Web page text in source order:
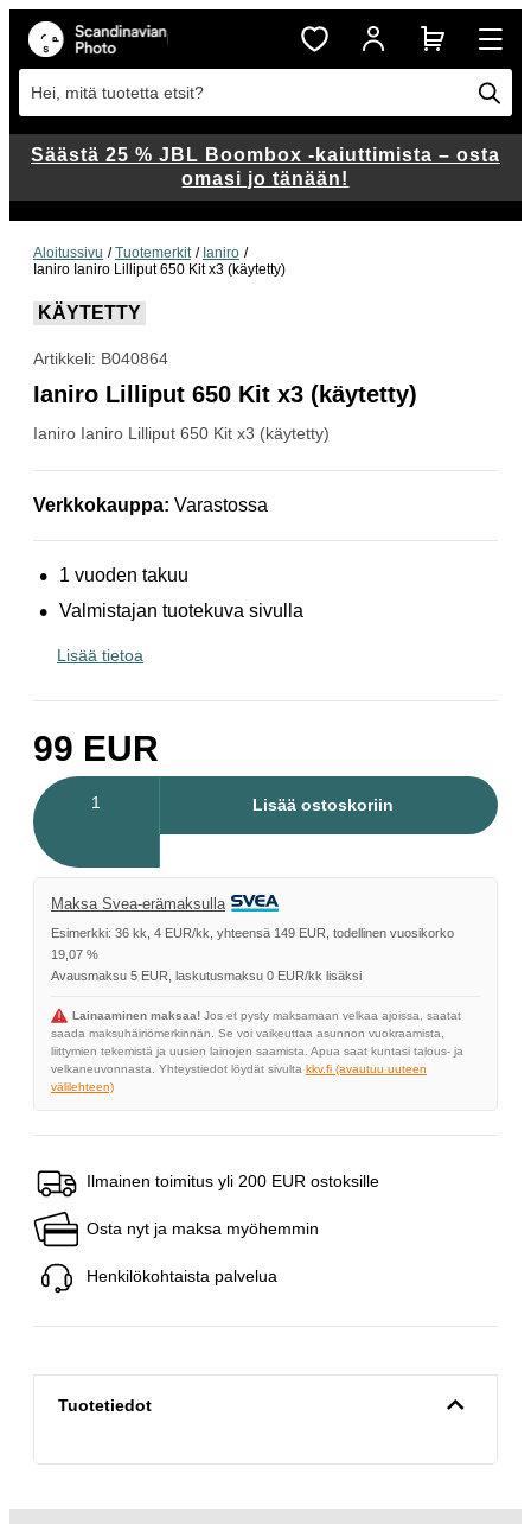
Hei, mitä tuotetta etsit?
Aloitussivu Tuotemerkit
Ianiro
Ianiro Ianiro Lilliput 650 Kit x3 (käytetty)
KÄYTETTY
Artikkeli: B040864
Ianiro Ianiro Lilliput 650 Kit x3 (käytetty)
Ianiro Lilliput 650 Kit x3 (käytetty)
Verkkokauppa: Varastossa
1 vuoden takuu
Valmistajan tuotekuva sivulla
Lisää tietoa
99 EUR
Lisää ostoskoriin
Maksa Svea-erämaksulla
Esimerkki: 36 kk, 4 EUR/kk, yhteensä 149 EUR, todellinen vuosikorko
19,07 %
Avausmaksu 5 EUR, laskutusmaksu 0 EUR/kk lisäksi
Lainaaminen maksaa! Jos et pysty maksamaan velkaa ajoissa, saatat
saada maksuhäiriömerkinnän. Se voi vaikeuttaa asunnon vuokraamista,
liittymien tekemistä ja uusien lainojen saamista. Apua saat kuntasi talous- ja
velkaneuvonnasta. Yhteystiedot löydät sivulta kkv.fi (avautuu uuteen
välilehteen)
Ilmainen toimitus yli 200 EUR ostoksille
Osta nyt ja maksa myöhemmin
Henkilökohtaista palvelua
Tuotetiedot
Säästä 25 % JBL Boombox -kaiuttimista – osta
omasi jo tänään!